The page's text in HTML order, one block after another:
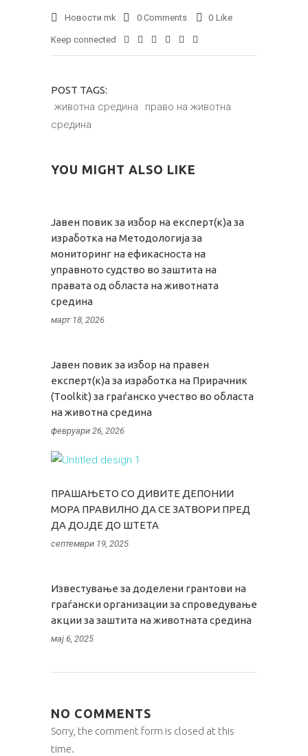
Новости mk 0 Comments 0 Like
Keep connected
POST TAGS:
животна средина
право на животна
средина
YOU MIGHT ALSO LIKE
Јавен повик за избор на експерт(к)а за
изработка на Методологија за
мониторинг на ефикасноста на
управното судство во заштита на
правата од областа на животната
средина
март 18, 2026
Јавен повик за избор на правен
експерт(к)а за изработка на Прирачник
(Тoolkit) за граѓанско учество во областа
на животна средина
февруари 26, 2026
ПРАШАЊЕТО СО ДИВИТЕ ДЕПОНИИ
МОРА ПРАВИЛНО ДА СЕ ЗАТВОРИ ПРЕД
ДА ДОЈДЕ ДО ШТЕТА
септември 19, 2025
Известување за доделени грантови на
граѓански организации за спроведување
акции за заштита на животната средина
мај 6, 2025
NO COMMENTS
Sorry, the comment form is closed at this
time.